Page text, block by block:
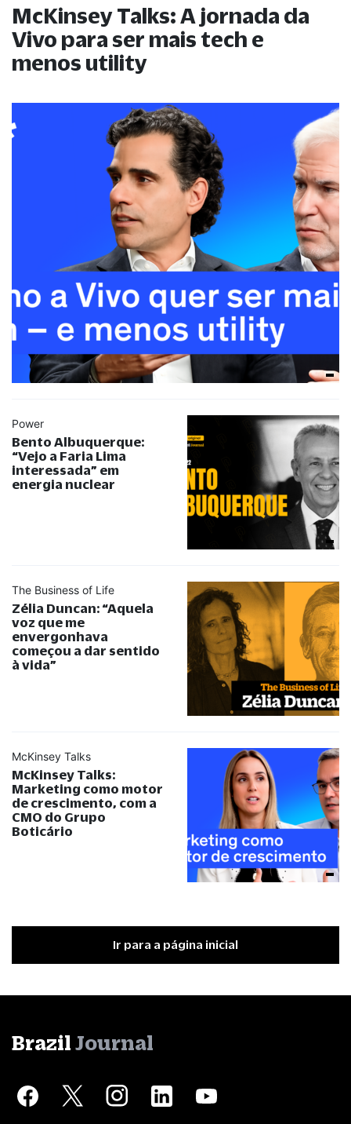
McKinsey Talks: A jornada da
Vivo para ser mais tech e
menos utility
Power
Bento Albuquerque:
“Vejo a Faria Lima
interessada” em
energia nuclear
The Business of Life
Zélia Duncan: “Aquela
voz que me
envergonhava
começou a dar sentido
à vida”
McKinsey Talks
McKinsey Talks:
Marketing como motor
de crescimento, com a
CMO do Grupo
Boticário
Ir para a página inicial
Brazil Journal